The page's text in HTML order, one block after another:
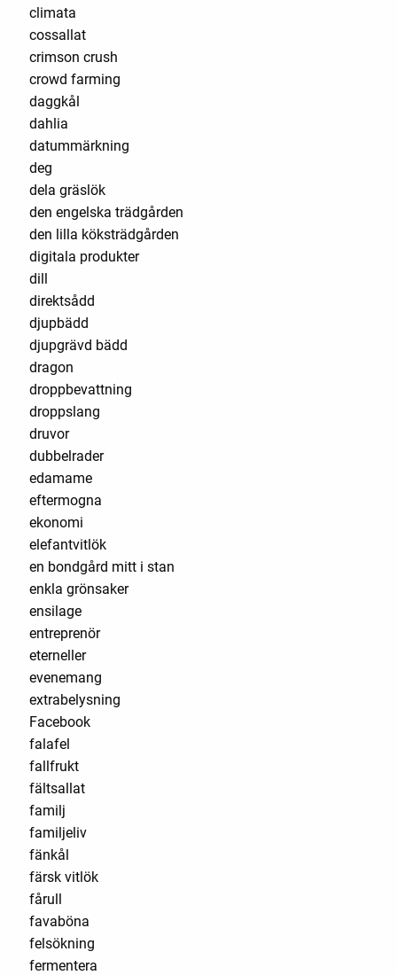
climata
cossallat
crimson crush
crowd farming
daggkål
dahlia
datummärkning
deg
dela gräslök
den engelska trädgården
den lilla köksträdgården
digitala produkter
dill
direktsådd
djupbädd
djupgrävd bädd
dragon
droppbevattning
droppslang
druvor
dubbelrader
edamame
eftermogna
ekonomi
elefantvitlök
en bondgård mitt i stan
enkla grönsaker
ensilage
entreprenör
eterneller
evenemang
extrabelysning
Facebook
falafel
fallfrukt
fältsallat
familj
familjeliv
fänkål
färsk vitlök
fårull
favaböna
felsökning
fermentera